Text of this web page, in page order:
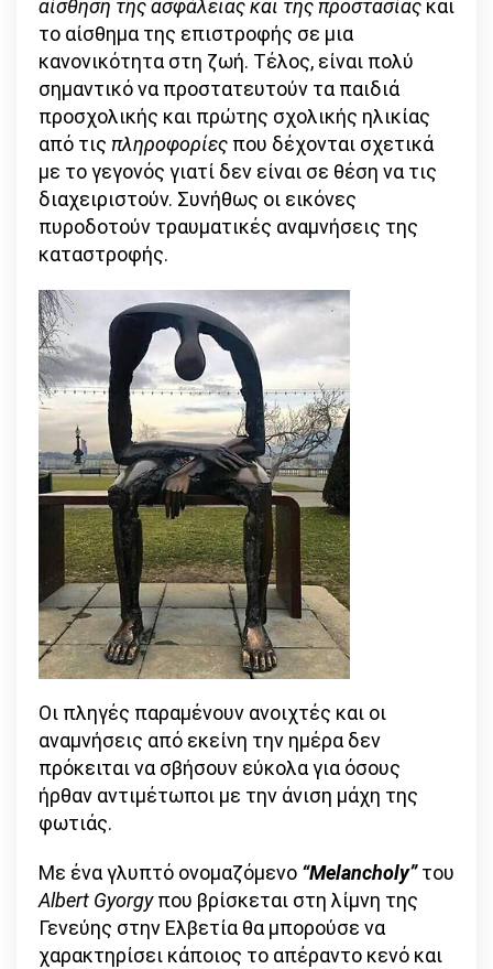
αίσθηση της ασφάλειας και της προστασίας και
το αίσθημα της επιστροφής σε μια
κανονικότητα στη ζωή. Τέλος, είναι πολύ
σημαντικό να προστατευτούν τα παιδιά
προσχολικής και πρώτης σχολικής ηλικίας
από τις πληροφορίες που δέχονται σχετικά
με το γεγονός γιατί δεν είναι σε θέση να τις
διαχειριστούν. Συνήθως οι εικόνες
πυροδοτούν τραυματικές αναμνήσεις της
καταστροφής.
Οι πληγές παραμένουν ανοιχτές και οι
αναμνήσεις από εκείνη την ημέρα δεν
πρόκειται να σβήσουν εύκολα για όσους
ήρθαν αντιμέτωποι με την άνιση μάχη της
φωτιάς.
Με ένα γλυπτό ονομαζόμενο “Melancholy”του
Albert Gyorgyπου βρίσκεται στη λίμνη της
Γενεύης στην Ελβετία θα μπορούσε να
χαρακτηρίσει κάποιος το απέραντο κενό και